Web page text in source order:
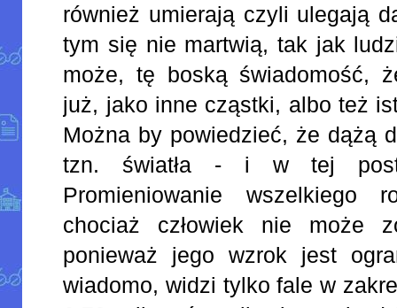
również umierają czyli ulegają
tym się nie martwią, tak jak
może, tę boską świadomość,
już, jako inne cząstki, albo też
Można by powiedzieć, że dążą
tzn. światła - i w tej
Promieniowanie wszelkiego
chociaż człowiek nie może
ponieważ jego wzrok jest
wiadomo, widzi tylko fale w